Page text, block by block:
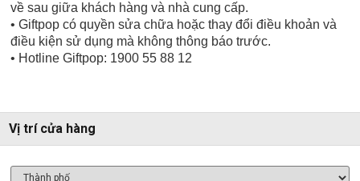
về sau giữa khách hàng và nhà cung cấp.
• Giftpop có quyền sửa chữa hoặc thay đổi điều khoản và
điều kiện sử dụng mà không thông báo trước.
• Hotline Giftpop: 1900 55 88 12
Vị trí cửa hàng